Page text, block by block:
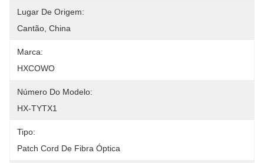
Lugar De Origem:
Cantão, China
Marca:
HXCOWO
Número Do Modelo:
HX-TYTX1
Tipo:
Patch Cord De Fibra Óptica